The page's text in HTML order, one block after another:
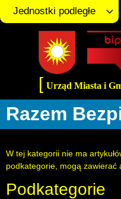
Jednostki podległe
[ Urząd Miasta i
Razem
Informacja
W tej kategorii nie ma
podkategorie, mogą zawierać
Podkategorie